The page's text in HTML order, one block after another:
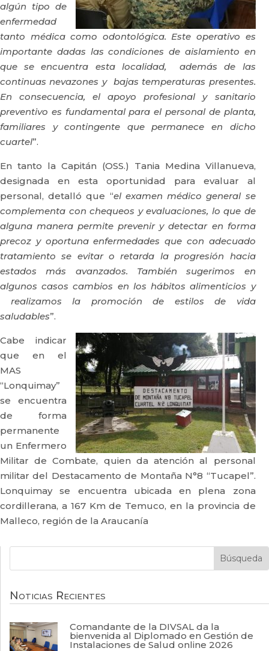
algún tipo de
enfermedad
tanto médica como odontológica. Este operativo es
importante dadas las condiciones de aislamiento en
que se encuentra esta localidad, además de las
continuas nevazones y bajas temperaturas presentes.
En consecuencia, el apoyo profesional y sanitario
preventivo es fundamental para el personal de planta,
familiares y contingente que permanece en dicho
cuartel”.
En tanto la Capitán (OSS.) Tania Medina Villanueva,
designada en esta oportunidad para evaluar al
personal, detalló que “el examen médico general se
complementa con chequeos y evaluaciones, lo que de
alguna manera permite prevenir y detectar en forma
precoz y oportuna enfermedades que con adecuado
tratamiento se evitar o retarda la progresión hacia
estados más avanzados. También sugerimos en
algunos casos cambios en los hábitos alimenticios y
realizamos la promoción de estilos de vida
saludables”.
Cabe indicar
que en el
MAS
“Lonquimay”
se encuentra
de forma
permanente
un Enfermero
Militar de Combate, quien da atención al personal
militar del Destacamento de Montaña N°8 “Tucapel”.
Lonquimay se encuentra ubicada en plena zona
cordillerana, a 167 Km de Temuco, en la provincia de
Malleco, región de la Araucanía
Noticias Recientes
Comandante de la DIVSAL da la
bienvenida al Diplomado en Gestión de
Instalaciones de Salud online 2026